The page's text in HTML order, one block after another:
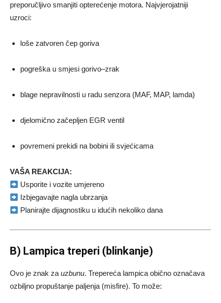
preporučljivo smanjiti opterećenje motora. Najvjerojatniji
uzroci:
loše zatvoren čep goriva
pogreška u smjesi gorivo–zrak
blage nepravilnosti u radu senzora (MAF, MAP, lamda)
djelomično začepljen EGR ventil
povremeni prekidi na bobini ili svjećicama
VAŠA REAKCIJA:
Usporite i vozite umjereno
Izbjegavajte nagla ubrzanja
Planirajte dijagnostiku u idućih nekoliko dana
B) Lampica treperi (blinkanje)
Ovo je znak za uzbunu. Trepereća lampica obično označava
ozbiljno propuštanje paljenja (misfire). To može: